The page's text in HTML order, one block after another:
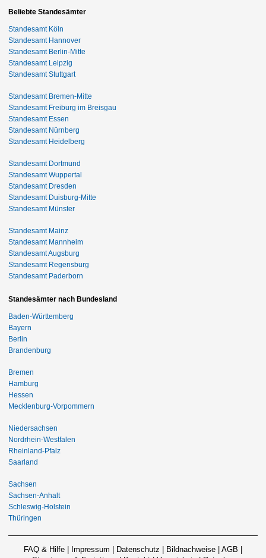
Beliebte Standesämter
Standesamt Köln
Standesamt Hannover
Standesamt Berlin-Mitte
Standesamt Leipzig
Standesamt Stuttgart
Standesamt Bremen-Mitte
Standesamt Freiburg im Breisgau
Standesamt Essen
Standesamt Nürnberg
Standesamt Heidelberg
Standesamt Dortmund
Standesamt Wuppertal
Standesamt Dresden
Standesamt Duisburg-Mitte
Standesamt Münster
Standesamt Mainz
Standesamt Mannheim
Standesamt Augsburg
Standesamt Regensburg
Standesamt Paderborn
Standesämter nach Bundesland
Baden-Württemberg
Bayern
Berlin
Brandenburg
Bremen
Hamburg
Hessen
Mecklenburg-Vorpommern
Niedersachsen
Nordrhein-Westfalen
Rheinland-Pfalz
Saarland
Sachsen
Sachsen-Anhalt
Schleswig-Holstein
Thüringen
FAQ & Hilfe Impressum Datenschutz Bildnachweise AGB